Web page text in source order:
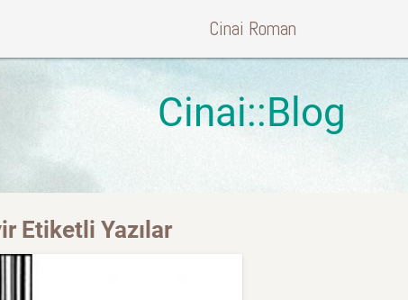
Cinai Roman
Cinai::Blog
Etiketli Yazılar